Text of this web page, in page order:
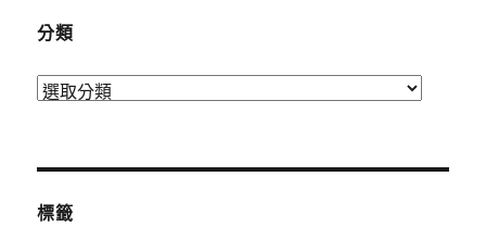
分類
分
標籤